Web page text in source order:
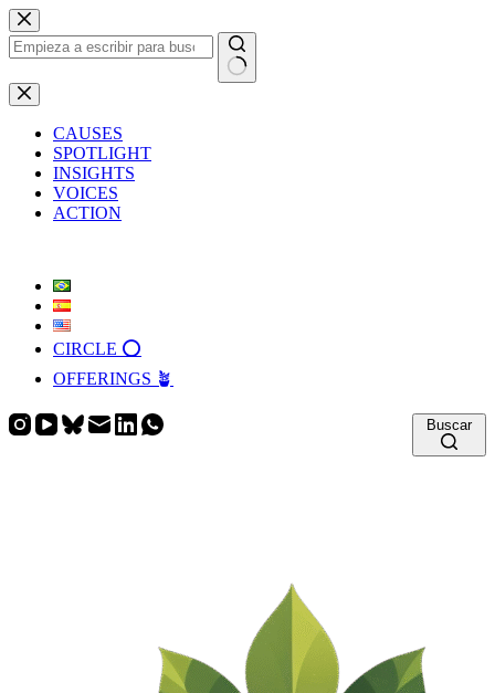
Saltar
al
contenido
Sin
resultados
CAUSES
SPOTLIGHT
INSIGHTS
VOICES
ACTION
CIRCLE ⭕️
OFFERINGS 🪴
Buscar